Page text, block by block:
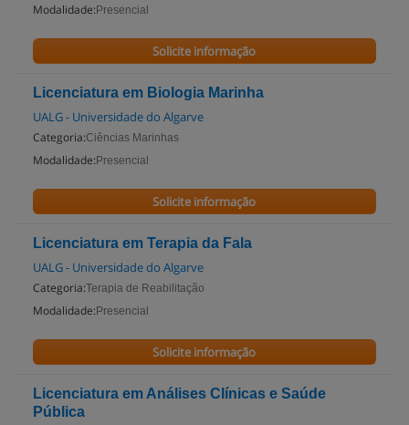
Modalidade: Presencial
Solicite informação
Licenciatura em Biologia Marinha
UALG - Universidade do Algarve
Categoria:Ciências Marinhas
Modalidade: Presencial
Solicite informação
Licenciatura em Terapia da Fala
UALG - Universidade do Algarve
Categoria:Terapia de Reabilitação
Modalidade: Presencial
Solicite informação
Licenciatura em Análises Clínicas e Saúde
Pública